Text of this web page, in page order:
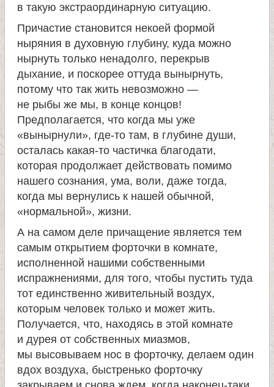
в такую экстраординарную ситуацию.
Причастие становится некоей формой
ныряния в духовную глубину, куда можно
нырнуть только ненадолго, перекрыв
дыхание, и поскорее оттуда вынырнуть,
потому что так жить невозможно —
не рыбы же мы, в конце концов!
Предполагается, что когда мы уже
«вынырнули», где-то там, в глубине души,
осталась какая-то частичка благодати,
которая продолжает действовать помимо
нашего сознания, ума, воли, даже тогда,
когда мы вернулись к нашей обычной,
«нормальной», жизни.
А на самом деле причащение является тем
самым открытием форточки в комнате,
исполненной нашими собственными
испражнениями, для того, чтобы пустить туда
тот единственно живительный воздух,
которым человек только и может жить.
Получается, что, находясь в этой комнате
и дурея от собственных миазмов,
мы высовываем нос в форточку, делаем один
вдох воздуха, быстренько форточку